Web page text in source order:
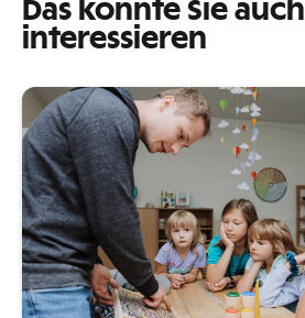
Das könnte Sie auch
interessieren